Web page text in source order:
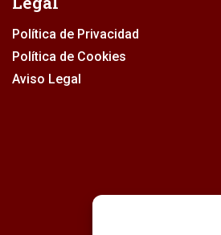
Política de Privacidad
Política de Cookies
Aviso Legal